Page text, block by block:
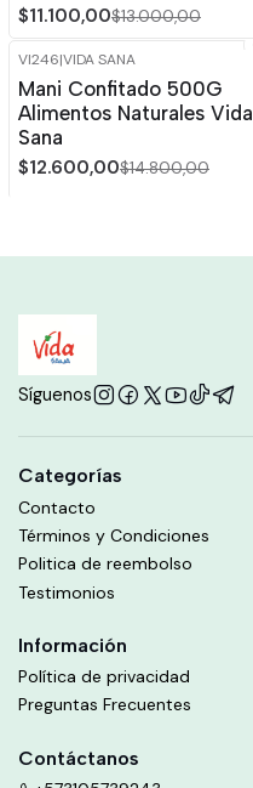
$11.100,00$13.000,00
-15%
VI246|VIDA SANA
Mani Confitado 500G
Alimentos Naturales Vida
Sana
$12.600,00$14.800,00
Síguenos
Categorías
Contacto
Términos y Condiciones
Politica de reembolso
Testimonios
Información
Política de privacidad
Preguntas Frecuentes
Contáctanos